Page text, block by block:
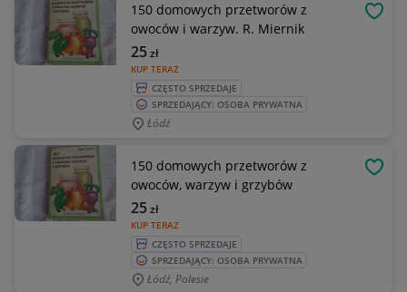
150 domowych przetworów z
owoców i warzyw. R. Miernik
KUP TERAZ
25zł
CZĘSTO SPRZEDAJE
SPRZEDAJĄCY: OSOBA PRYWATNA
Łódź
150 domowych przetworów z
owoców, warzyw i grzybów
KUP TERAZ
25zł
CZĘSTO SPRZEDAJE
SPRZEDAJĄCY: OSOBA PRYWATNA
Łódź, Polesie